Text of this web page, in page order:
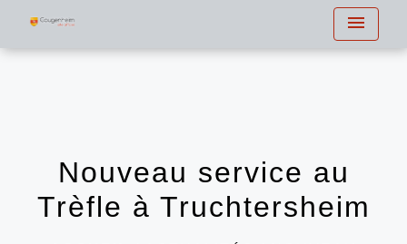
menu
Nouveau service au
Trèfle à Truchtersheim